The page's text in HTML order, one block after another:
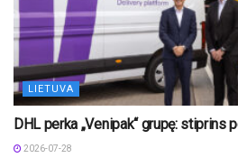
LIETUVA
DHL perka „Venipak“ grupę:
2026-07-28